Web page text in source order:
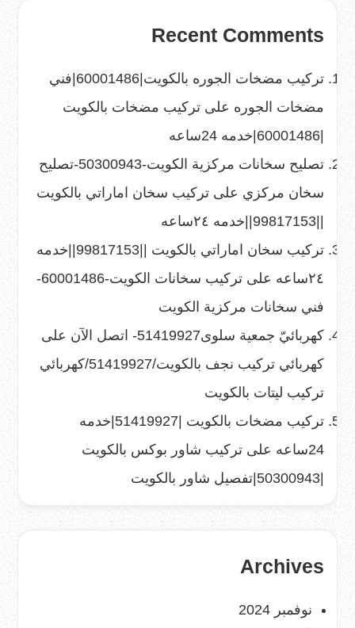
Recent Comments
تركيب مضخات الجوره بالكويت|60001486|فني
مضخات الجوره على تركيب مضخات بالكويت
|60001486|خدمه 24ساعه
تصليح سخانات مركزية الكويت-50300943-تصليح
سخان مركزي على تركيب سخان اماراتي بالكويت
||99817153||خدمه ٢٤ساعه
تركيب سخان اماراتي بالكويت ||99817153||خدمه
٢٤ساعه
على
تركيب سخانات الكويت-60001486-
فني سخانات مركزية الكويت
كهربائيّ جمعية سلوى51419927- اتصل الآن
على
كهربائي تركيب نجف بالكويت/51419927/كهربائي
تركيب ليتات بالكويت
تركيب مضخات بالكويت |51419927|خدمه
24ساعه
على تركيب شاور بوكس بالكويت
|50300943|تفصيل شاور بالكويت
Archives
نوفمبر 2024